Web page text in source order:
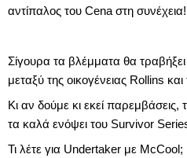
αντίπαλος του Cena στη συνέχεια!
Σίγουρα τα βλέμματα θα
μεταξύ της οικογένειας Rollins
Κι αν δούμε κι εκεί παρεμβάσεις,
τα καλά ενόψει του Survivor
Τι λέτε για Undertaker με McCool;